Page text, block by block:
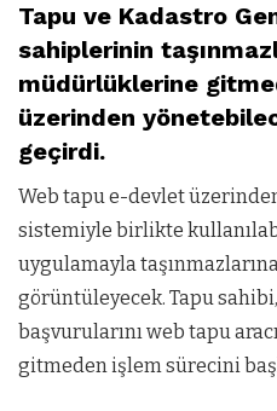
Tapu ve Kadastro
sahiplerinin
müdürlüklerine
üzerinden
geçirdi.
Web tapu e-devlet
sistemiyle birlikte
uygulamayla
görüntüleyecek. Tapu
başvurularını web tapu
gitmeden işlem sürecini